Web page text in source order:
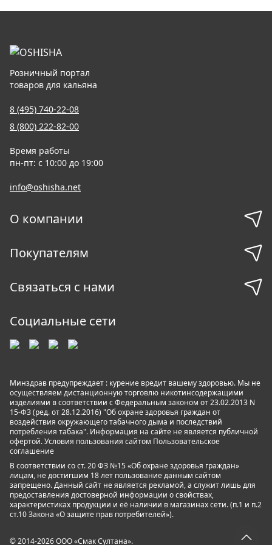
Розничный портал
товаров для кальяна
8 (495) 740-22-08
8 (800) 222-82-00
Время работы
пн-пт: с 10:00 до 19:00
info@oshisha.net
О компании
Покупателям
Связаться с нами
Социальные сети
Минздрав предупреждает : курение вредит вашему здоровью. Мы не
осуществляем дистанционную торговлю никотинсодержащими
изделиями в соответствии с Федеральным законом от 23.02.2013 N
15-ФЗ (ред. от 28.12.2016) "Об охране здоровья граждан от
воздействия окружающего табачного дыма и последствий
потребления табака". Информация на сайте не является публичной
офертой. Условия пользования сайтом Пользовательское
соглашение
В соответствии со ст. 20 ФЗ №15 «Об охране здоровья граждан»
лицам, не достигшим 18 лет пользование данным сайтом
запрещено. Данный сайт не является рекламой, а служит лишь для
предоставления достоверной информации о свойствах,
характеристиках продукции и её наличии в магазинах сети. (п.1 и п.2
ст.10 Закона «О защите прав потребителей»).
© 2014-2026 ООО «Смак Султана».